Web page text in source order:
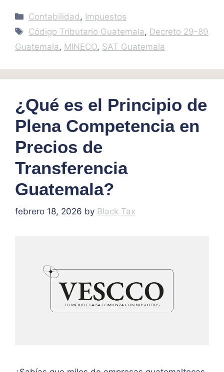
Categories
Contabilidad, Impuestos
Tags
Código Tributario Guatemala, Decreto 29-89
Guatemala, MINECO, SAT Guatemala
¿Qué es el Principio de
Plena Competencia en
Precios de
Transferencia
Guatemala?
febrero 18, 2026 by Black Tax